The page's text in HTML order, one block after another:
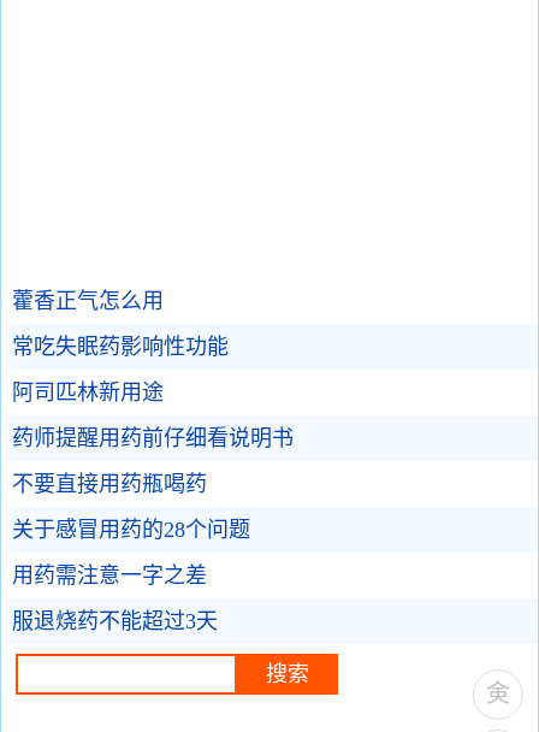
藿香正气怎么用
常吃失眠药影响性功能
阿司匹林新用途
药师提醒用药前仔细看说明书
不要直接用药瓶喝药
关于感冒用药的28个问题
用药需注意一字之差
服退烧药不能超过3天